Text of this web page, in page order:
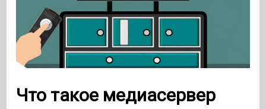
Что такое медиасервер